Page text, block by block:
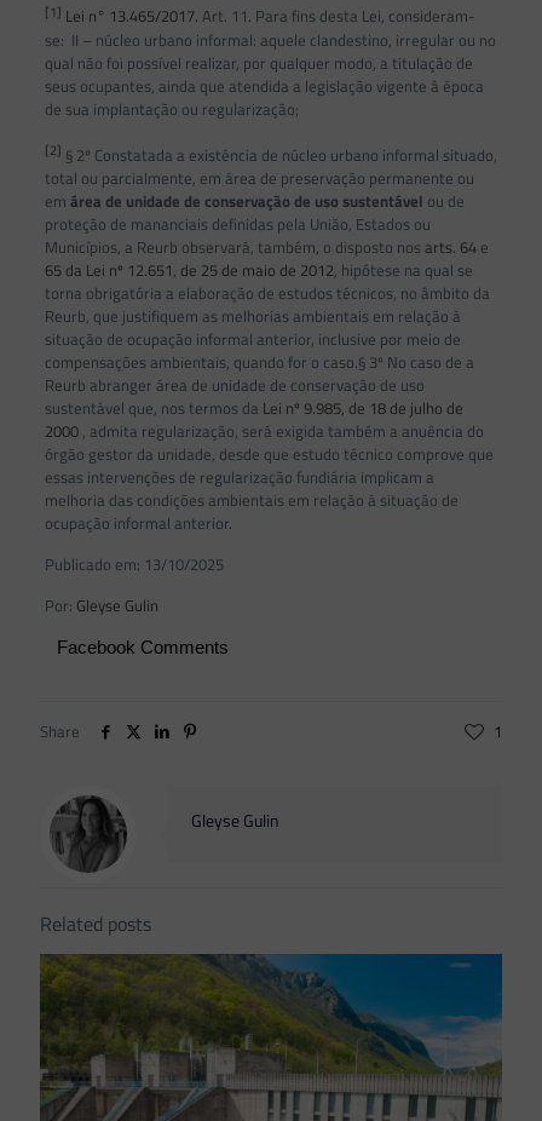
[1] Lei n° 13.465/2017. Art. 11. Para fins desta Lei, consideram-
se: II – núcleo urbano informal: aquele clandestino, irregular ou no
qual não foi possível realizar, por qualquer modo, a titulação de
seus ocupantes, ainda que atendida a legislação vigente à época
de sua implantação ou regularização;
[2] § 2º Constatada a existência de núcleo urbano informal situado,
total ou parcialmente, em área de preservação permanente ou
em área de unidade de conservação de uso sustentável ou de
proteção de mananciais definidas pela União, Estados ou
Municípios, a Reurb observará, também, o disposto nos arts. 64 e
65 da Lei nº 12.651, de 25 de maio de 2012, hipótese na qual se
torna obrigatória a elaboração de estudos técnicos, no âmbito da
Reurb, que justifiquem as melhorias ambientais em relação à
situação de ocupação informal anterior, inclusive por meio de
compensações ambientais, quando for o caso.§ 3º No caso de a
Reurb abranger área de unidade de conservação de uso
sustentável que, nos termos da Lei nº 9.985, de 18 de julho de
2000 , admita regularização, será exigida também a anuência do
órgão gestor da unidade, desde que estudo técnico comprove que
essas intervenções de regularização fundiária implicam a
melhoria das condições ambientais em relação à situação de
ocupação informal anterior.
Publicado em: 13/10/2025
Por: Gleyse Gulin
Facebook Comments
Share 1
Gleyse Gulin
Related posts